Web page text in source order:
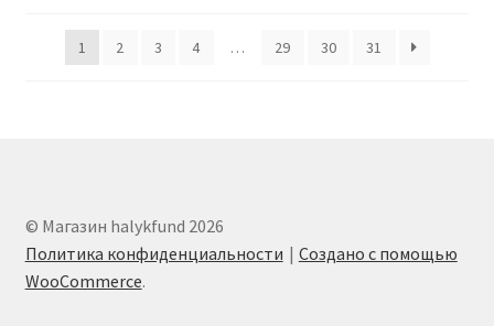
1 2 3 4 … 29 30 31
© Магазин halykfund 2026
Политика конфиденциальности
Создано с помощью
WooCommerce.